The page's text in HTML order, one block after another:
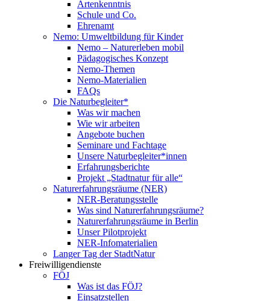
Artenkenntnis
Schule und Co.
Ehrenamt
Nemo: Umweltbildung für Kinder
Nemo – Naturerleben mobil
Pädagogisches Konzept
Nemo-Themen
Nemo-Materialien
FAQs
Die Naturbegleiter*
Was wir machen
Wie wir arbeiten
Angebote buchen
Seminare und Fachtage
Unsere Naturbegleiter*innen
Erfahrungsberichte
Projekt „Stadtnatur für alle“
Naturerfahrungsräume (NER)
NER-Beratungsstelle
Was sind Naturerfahrungsräume?
Naturerfahrungsräume in Berlin
Unser Pilotprojekt
NER-Infomaterialien
Langer Tag der StadtNatur
Freiwilligendienste
FÖJ
Was ist das FÖJ?
Einsatzstellen